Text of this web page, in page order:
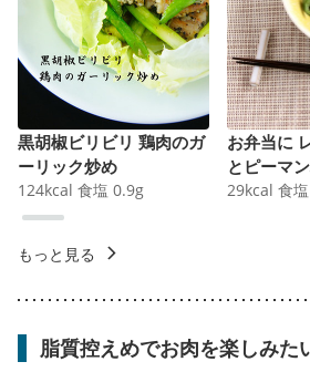
黒胡椒ビリビリ 鶏肉のガ
ーリック炒め
124kcal 食塩 0.9g
お弁当に
とピーマ
29kcal 食塩
もっと見る
脂質控えめでお肉を楽しみた